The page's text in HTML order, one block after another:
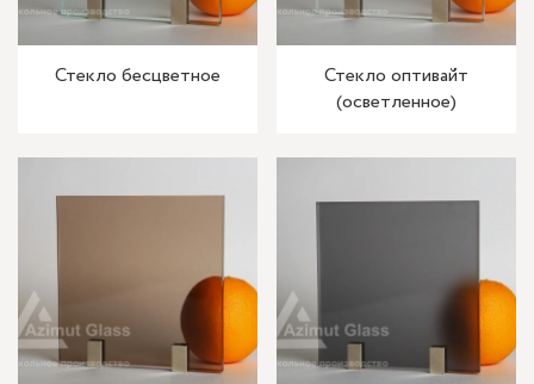
Стекло бесцветное
Стекло оптивайт
(осветленное)